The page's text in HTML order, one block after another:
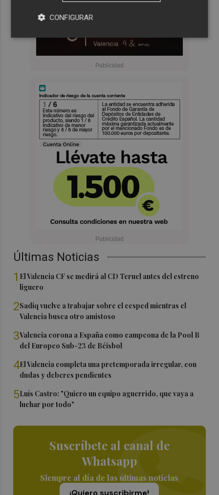
Últimas Noticias
1 El Valencia CF se medirá al CD Teruel antes del estreno
liguero
2Sadiq vuelve a trabajar sobre el cesped mientras el
Valencia busca otro amistoso
3Valencia corona a España como campeona de la Pool B
del Europeo Sub-23 de Béisbol
4El Valencia completa una pretemporada irregular, con
dudas y deberes pendientes
5Luís Castro: "Quiero un equipo aguerrido, que vaya a
luchar por todo"
Suscríbete al canal de
Whatsapp
Siempre al día de las últimas noticias
CONFIGURAR